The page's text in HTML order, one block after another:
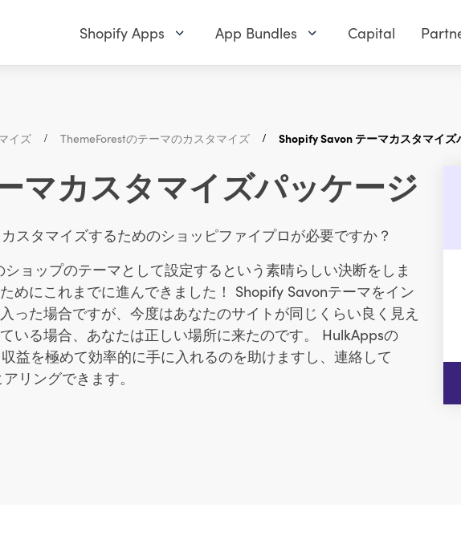
Shopify Apps App Bundles Capital
イズ ThemeForestのテーマのカスタマイズ Shopify Savon テーマカスタマイズ
マカスタマイズパッケージ
スタマイズするためのショッピファイプロが必要ですか？
ョップのテーマとして設定するという素晴らしい決断をしま
めにこれまでに進んできました！ Shopify Savonテーマをイン
った場合ですが、今度はあなたのサイトが同じくらい良く見え
いる場合、あなたは正しい場所に来たのです。 HulkAppsの
益を極めて効率的に手に入れるのを助けますし、連絡して
リングできます。